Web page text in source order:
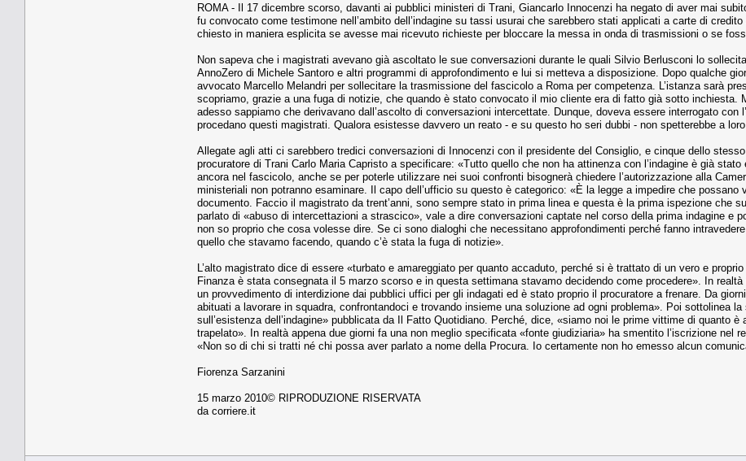
ROMA - Il 17 dicembre scorso, davanti ai pubblici ministeri di Trani, Giancarlo Innocenzi ha negato di aver mai
fu convocato come testimone nell’ambito dell’indagine su tassi usurai che sarebbero stati applicati a carte di
chiesto in maniera esplicita se avesse mai ricevuto richieste per bloccare la messa in onda di trasmissioni o se
Non sapeva che i magistrati avevano già ascoltato le sue conversazioni durante le quali Silvio Berlusconi lo
AnnoZero di Michele Santoro e altri programmi di approfondimento e lui si metteva a disposizione. Dopo qualche
avvocato Marcello Melandri per sollecitare la trasmissione del fascicolo a Roma per competenza. L’istanza sarà
scopriamo, grazie a una fuga di notizie, che quando è stato convocato il mio cliente era di fatto già sotto inchiesta.
adesso sappiamo che derivavano dall’ascolto di conversazioni intercettate. Dunque, doveva essere interrogato
procedano questi magistrati. Qualora esistesse davvero un reato - e su questo ho seri dubbi - non spetterebbe a
Allegate agli atti ci sarebbero tredici conversazioni di Innocenzi con il presidente del Consiglio, e cinque dello
procuratore di Trani Carlo Maria Capristo a specificare: «Tutto quello che non ha attinenza con l’indagine è già
ancora nel fascicolo, anche se per poterle utilizzare nei suoi confronti bisognerà chiedere l’autorizzazione alla
ministeriali non potranno esaminare. Il capo dell’ufficio su questo è categorico: «È la legge a impedire che
documento. Faccio il magistrato da trent’anni, sono sempre stato in prima linea e questa è la prima ispezione che
parlato di «abuso di intercettazioni a strascico», vale a dire conversazioni captate nel corso della prima indagine e
non so proprio che cosa volesse dire. Se ci sono dialoghi che necessitano approfondimenti perché fanno
quello che stavamo facendo, quando c’è stata la fuga di notizie».
L’alto magistrato dice di essere «turbato e amareggiato per quanto accaduto, perché si è trattato di un vero e
Finanza è stata consegnata il 5 marzo scorso e in questa settimana stavamo decidendo come procedere». In
un provvedimento di interdizione dai pubblici uffici per gli indagati ed è stato proprio il procuratore a frenare. Da
abituati a lavorare in squadra, confrontandoci e trovando insieme una soluzione ad ogni problema». Poi sottolinea
sull’esistenza dell’indagine» pubblicata da Il Fatto Quotidiano. Perché, dice, «siamo noi le prime vittime di quanto
trapelato». In realtà appena due giorni fa una non meglio specificata «fonte giudiziaria» ha smentito l’iscrizione nel
«Non so di chi si tratti né chi possa aver parlato a nome della Procura. Io certamente non ho emesso alcun
Fiorenza Sarzanini
15 marzo 2010© RIPRODUZIONE RISERVATA
da corriere.it